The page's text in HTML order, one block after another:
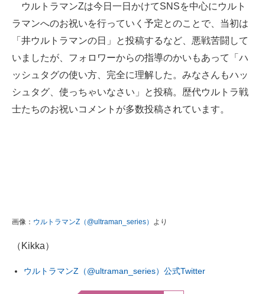
企業ITのトレンドを詳説
経営リーダーのコミュニティ
マーケ×ITの今がよく分かる
ITエンジニア向け専門サイト
企業向けIT製品の総合サイト
ウルトラマンZは今日一日かけてSNSを中心にウルト
ラマンへのお祝いを行っていく予定とのことで、当初は
「井ウルトラマンの日」と投稿するなど、悪戦苦闘して
いましたが、フォロワーからの指導のかいもあって「ハ
ッシュタグの使い方、完全に理解した。みなさんもハッ
シュタグ、使っちゃいなさい」と投稿。歴代ウルトラ戦
士たちのお祝いコメントが多数投稿されています。
画像： ウルトラマンZ（@ultraman_series） より
（Kikka）
ウルトラマンZ（@ultraman_series）公式Twitter